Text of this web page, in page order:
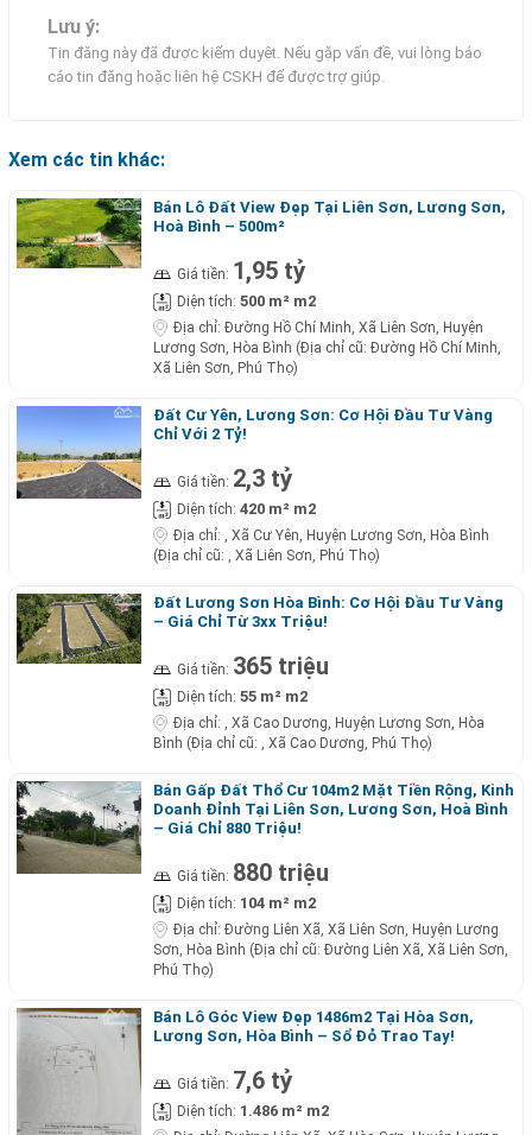
Lưu ý:
Tin đăng này đã được kiểm duyệt. Nếu gặp vấn đề, vui lòng báo
cáo tin đăng hoặc liên hệ CSKH để được trợ giúp.
Xem các tin khác:
Bán Lô Đất View Đẹp Tại Liên Sơn, Lương Sơn,
Hoà Bình – 500m²
Giá tiền: 1,95 tỷ
Diện tích: 500 m² m2
Địa chỉ: Đường Hồ Chí Minh, Xã Liên Sơn, Huyện
Lương Sơn, Hòa Bình (Địa chỉ cũ: Đường Hồ Chí Minh,
Xã Liên Sơn, Phú Thọ)
Đất Cư Yên, Lương Sơn: Cơ Hội Đầu Tư Vàng
Chỉ Với 2 Tỷ!
Giá tiền: 2,3 tỷ
Diện tích: 420 m² m2
Địa chỉ:
, Xã Cư Yên, Huyện Lương Sơn, Hòa Bình
(Địa chỉ cũ: , Xã Liên Sơn, Phú Thọ)
Đất Lương Sơn Hòa Bình: Cơ Hội Đầu Tư Vàng
– Giá Chỉ Từ 3xx Triệu!
Giá tiền: 365 triệu
Diện tích: 55 m² m2
Địa chỉ:
, Xã Cao Dương, Huyện Lương Sơn, Hòa
Bình (Địa chỉ cũ: , Xã Cao Dương, Phú Thọ)
Bán Gấp Đất Thổ Cư 104m2 Mặt Tiền Rộng, Kinh
Doanh Đỉnh Tại Liên Sơn, Lương Sơn, Hoà Bình
– Giá Chỉ 880 Triệu!
Giá tiền: 880 triệu
Diện tích: 104 m² m2
Địa chỉ: Đường Liên Xã, Xã Liên Sơn, Huyện Lương
Sơn, Hòa Bình (Địa chỉ cũ: Đường Liên Xã, Xã Liên Sơn,
Phú Thọ)
Bán Lô Góc View Đẹp 1486m2 Tại Hòa Sơn,
Lương Sơn, Hòa Bình – Sổ Đỏ Trao Tay!
Giá tiền: 7,6 tỷ
Diện tích: 1.486 m² m2